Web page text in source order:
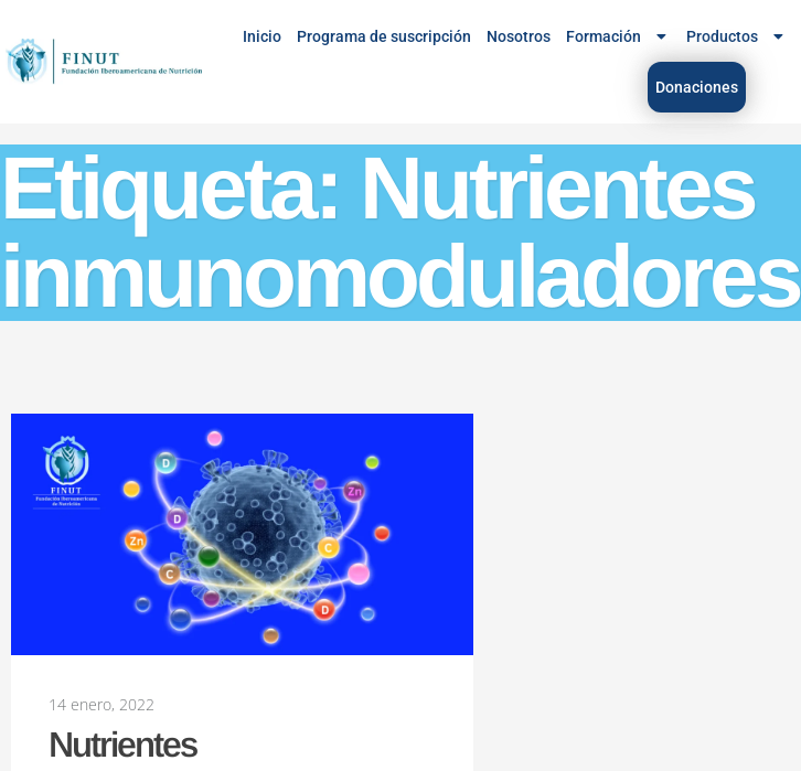
Inicio Programa de suscripción Nosotros Formación Productos
Donaciones
Etiqueta: Nutrientes
inmunomoduladores
14 enero, 2022
Nutrientes